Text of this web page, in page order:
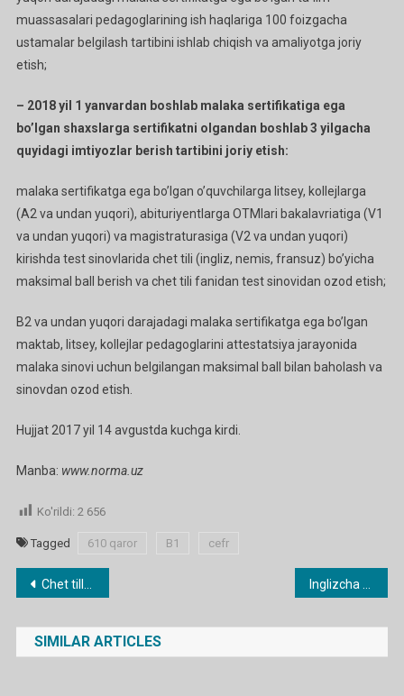
muassasalari pedagoglarining ish haqlariga 100 foizgacha
ustamalar belgilash tartibini ishlab chiqish va amaliyotga joriy
etish;
– 2018 yil 1 yanvardan boshlab malaka sertifikatiga ega
bo’lgan shaxslarga sertifikatni olgandan boshlab 3 yilgacha
quyidagi imtiyozlar berish tartibini joriy etish:
malaka sertifikatga ega bo’lgan o’quvchilarga litsey, kollejlarga
(A2 va undan yuqori), abituriyentlarga OTMlari bakalavriatiga (V1
va undan yuqori) va magistraturasiga (V2 va undan yuqori)
kirishda test sinovlarida chet tili (ingliz, nemis, fransuz) bo’yicha
maksimal ball berish va chet tili fanidan test sinovidan ozod etish;
B2 va undan yuqori darajadagi malaka sertifikatga ega bo’lgan
maktab, litsey, kollejlar pedagoglarini attestatsiya jarayonida
malaka sinovi uchun belgilangan maksimal ball bilan baholash va
sinovdan ozod etish.
Hujjat 2017 yil 14 avgustda kuchga kirdi.
Manba: www.norma.uz
Ko'rildi: 2 656
Tagged 610 qaror B1 cefr
Post
menyusi
Chet tillarini bilish milliy test tizimida baholanadi
SIMILAR ARTICLES